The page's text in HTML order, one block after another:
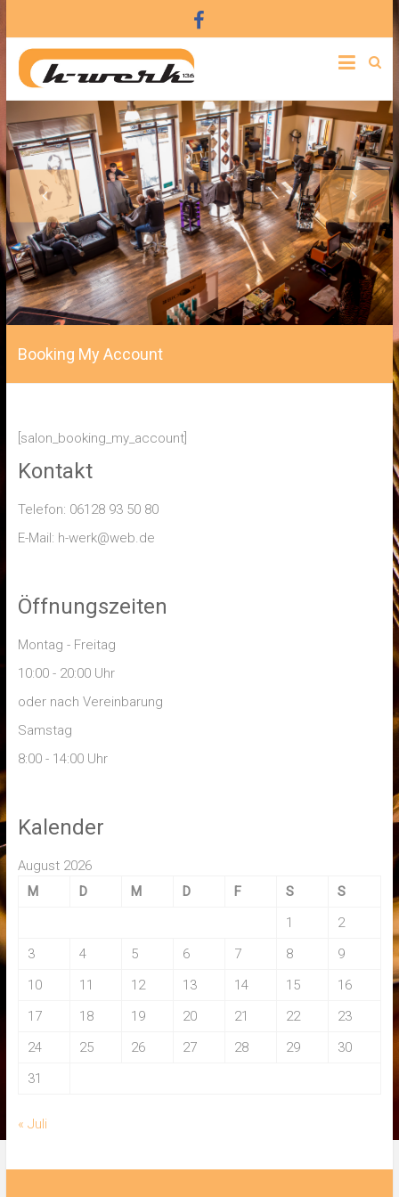
Booking My Account
[salon_booking_my_account]
Kontakt
Telefon: 06128 93 50 80
E-Mail: h-werk@web.de
Öffnungszeiten
Montag - Freitag
10:00 - 20:00 Uhr
oder nach Vereinbarung
Samstag
8:00 - 14:00 Uhr
Kalender
August 2026
M
D M D F S
S
1
2
3
4 5 6 7 8
9
10
11 12 13 14 15
16
17
18 19 20 21 22
23
24
25 26 27 28 29
30
31
« Juli